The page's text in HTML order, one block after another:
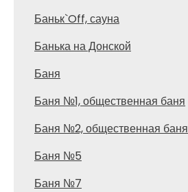
Баньк`Off, сауна
Банька на Донской
Баня
Баня №1, общественная баня
Баня №2, общественная баня
Баня №5
Баня №7